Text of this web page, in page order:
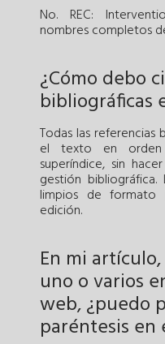
No. REC:
nombres completos
¿Cómo debo
bibliográficas
Todas las referencias
el texto en
superíndice, sin
gestión
limpios de
edición.
En mi
uno o varios
web, ¿puedo
paréntesis en